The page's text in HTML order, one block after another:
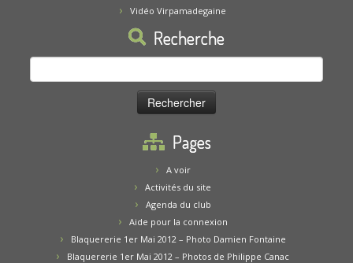
Vidéo Virpamadegaine
Recherche
Rechercher :
Pages
A voir
Activités du site
Agenda du club
Aide pour la connexion
Blaquererie 1er Mai 2012 – Photo Damien Fontaine
Blaquererie 1er Mai 2012 – Photos de Philippe Canac